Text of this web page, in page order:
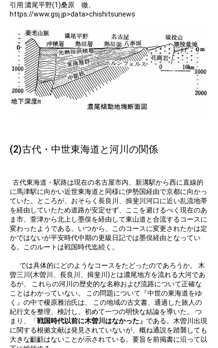
引用:濃尾平野(1)桑原 徹、
https://www.gsj.jp>data>chishitsunews
(2)古代・中世東海道と河川の関係
古代東海道・駅路は現在の名古屋市内、新溝駅から西に直線的
に馬津駅に向かい近世東海道と同様に伊勢国経由で京都に向かっ
ていた。ところが、おそらく長良川、揖斐川河口に近い乱流地帯
を経由していたため道路が安定せず、ここを避けるべく現在のあ
ま市、萱津から北上し墨俣を経由して東山道と合流するコースに
変わったようである。いつから、このコースに変更されたかは定
かではないが平安時代中期の更級日記では墨俣経由となってい
る。このルートは戦国時代迄続く。
では具体的にどのようなコースをたどったのであろうか。 木
曽三川(木曽川、長良川、揖斐川)とは濃尾地方を流れる大河であ
るが、 これらの河川の歴史的な名称および流路について正確な
ことはわかっていない。 この問題について『中世の東海道をゆ
く』の中で榎原雅治氏は、 この地域の古文書、通過した旅人の
紀行文を整理、検討し、初めて一つの明快な結論を導いた。 つ
まり、「戦国時代以前に木曽川はなかった」 である。木曽川出現
に関する根拠文献は発見されていないが、概ね通説を踏襲しても
大きな齟齬はないことが示されている。要旨を前掲書に沿って以